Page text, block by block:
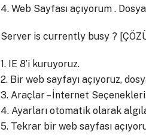
4. Web Sayfası açıyorum .
Server is currently busy ?
1. IE 8’i kuruyoruz.
2. Bir web sayfayı açıyoruz,
3. Araçlar – İnternet Seçenekleri
4. Ayarları otomatik olarak
5. Tekrar bir web sayfası